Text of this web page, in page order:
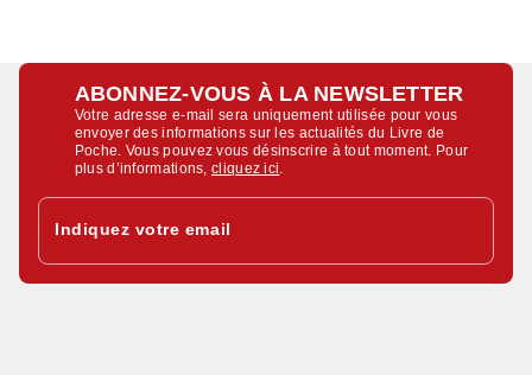
ABONNEZ-VOUS À LA NEWSLETTER
Votre adresse e-mail sera uniquement utilisée pour vous
envoyer des informations sur les actualités du Livre de
Poche. Vous pouvez vous désinscrire à tout moment. Pour
plus d’informations,cliquez ici.
Indiquez votre email